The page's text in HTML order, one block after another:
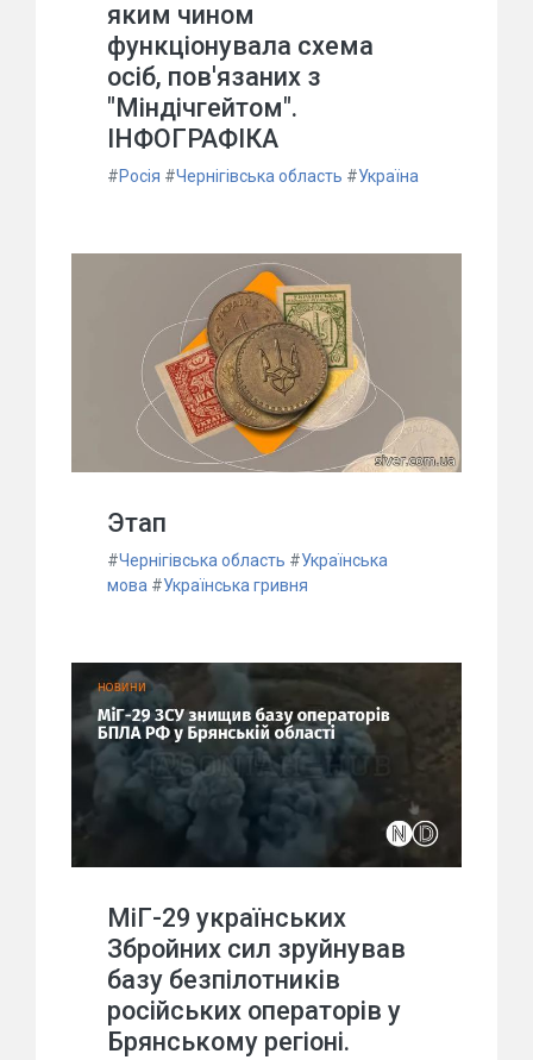
яким чином
функціонувала схема
осіб, пов'язаних з
"Міндічгейтом".
ІНФОГРАФІКА
#Росія #Чернігівська область #Україна
Этап
#Чернігівська область #Українська
мова #Українська гривня
МіГ-29 українських
Збройних сил зруйнував
базу безпілотників
російських операторів у
Брянському регіоні.